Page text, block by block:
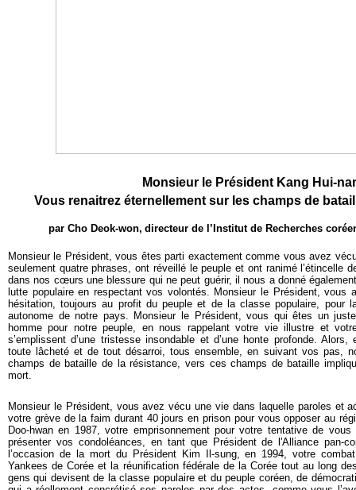
Monsieur le Président Kang Hui-
Vous renaitrez éternellement sur les champs de
par Cho Deok-won, directeur de l’Institut de Recherches
Monsieur le Président, vous êtes parti exactement comme vous avez
seulement quatre phrases, ont réveillé le peuple et ont ranimé l’étincelle
dans nos cœurs une blessure qui ne peut guérir, il nous a donné
lutte populaire en respectant vos volontés. Monsieur le Président, vous
hésitation, toujours au profit du peuple et de la classe populaire, pour
autonome de notre pays. Monsieur le Président, vous qui êtes un
homme pour notre peuple, en nous rappelant votre vie illustre et
s’emplissent d’une tristesse insondable et d’une honte profonde.
toute lâcheté et de tout désarroi, tous ensemble, en suivant vos pas,
champs de bataille de la résistance, vers ces champs de bataille
mort.
Monsieur le Président, vous avez vécu une vie dans laquelle paroles et
votre grève de la faim durant 40 jours en prison pour vous opposer au
Doo-hwan en 1987, votre emprisonnement pour votre tentative de
présenter vos condoléances, en tant que Président de l'Alliance pan-
l’occasion de la mort du Président Kim Il-sung, en 1994, votre
Yankees de Corée et la réunification fédérale de la Corée tout au long
gens qui devisent de la classe populaire et du peuple coréen, de